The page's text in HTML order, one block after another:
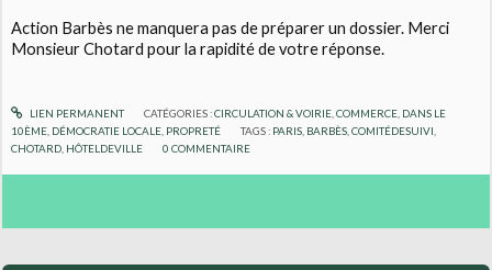
Action Barbès ne manquera pas de préparer un dossier. Merci
Monsieur Chotard pour la rapidité de votre réponse.
LIEN PERMANENT CATÉGORIES :CIRCULATION & VOIRIE, COMMERCE, DANS LE
10ÈME DÉMOCRATIE LOCALE PROPRETÉ TAGS : PARIS BARBÈS ,COMITÉDESUIVI
CHOTARD HÔTELDEVILLE 0 COMMENTAIRE